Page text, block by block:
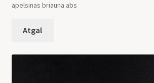
Parduotuvė
Apie mus
apelsinas briauna abs